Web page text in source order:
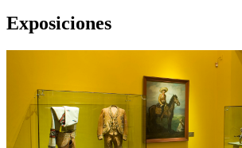
Exposiciones